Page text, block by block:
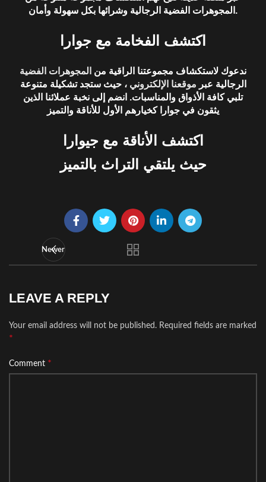
المجوهرات الفضية الرجالية وشرائها بكل سهولة وأمان.
اكتشف الفخامة مع جوارا
ندعوك لاستكشاف مجموعتنا الراقية من المجوهرات الفضية
الرجالية عبر موقعنا الإلكتروني ، حيث ستجد تشكيلة متنوعة
تلبي كافة الأذواق والمناسبات. انضم إلى نخبة عملائنا الذين
يثقون في جوارا كخيارهم الأول للأناقة والتميز
اكتشف الأناقة مع جيوارا
حيث يلتقي التراث بالتميز
Newer
LEAVE A REPLY
Your email address will not be published. Required fields are marked
*
Comment *